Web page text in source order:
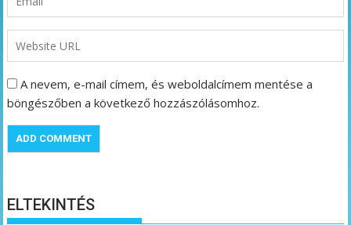
A nevem, e-mail címem, és weboldalcímem mentése a
böngészőben a következő hozzászólásomhoz.
ELTEKINTÉS